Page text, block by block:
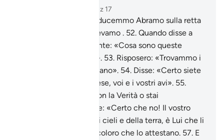
Capitolo 21, Pagina 327, Juz 17
Siamo Noi che conducemmo Abramo sulla retta
via, Noi che lo conoscevamo . 52. Quando disse a
suo padre e alla sua gente: «Cosa sono queste
statue in cui credete?». 53. Risposero: «Trovammo i
nostri avi che le adoravano». 54. Disse: «Certo siete
stati nell’errore più palese, voi e i vostri avi». 55.
Dissero: «Sei venuto con la Verità o stai
Disse: «Certo che no! Il vostro
Signore è il Signore dei cieli e della terra, è Lui che li
ha creati e io sono tra coloro che lo attestano. 57. E